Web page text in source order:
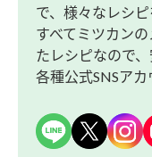
で、様々なレシピ
すべてミツカン
たレシピなので、
各種公式SNSアカ